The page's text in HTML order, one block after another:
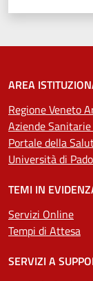
AREA
Regione Veneto
Aziende
Portale della
Università di
TEMI IN
Servizi Online
Tempi di Attesa
SERVIZI A